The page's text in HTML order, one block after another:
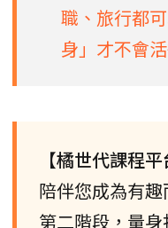
職、旅行都
身」才不會
【橘世代課程平
陪伴您成為有
第二階段，量身